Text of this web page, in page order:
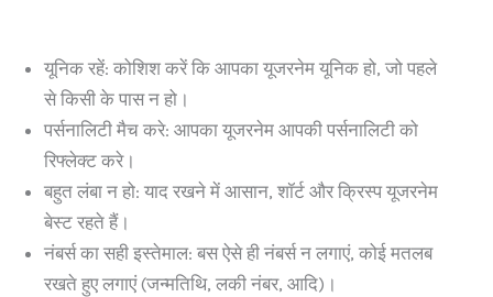
यूनिक रहें: कोशिश करें कि आपका यूजरनेम यूनिक हो, जो पहले
से किसी के पास न हो।
पर्सनालिटी मैच करे: आपका यूजरनेम आपकी पर्सनालिटी को
रिफ्लेक्ट करे।
बहुत लंबा न हो: याद रखने में आसान, शॉर्ट और क्रिस्प यूजरनेम
बेस्ट रहते हैं।
नंबर्स का सही इस्तेमाल: बस ऐसे ही नंबर्स न लगाएं, कोई मतलब
रखते हुए लगाएं (जन्मतिथि, लकी नंबर, आदि)।